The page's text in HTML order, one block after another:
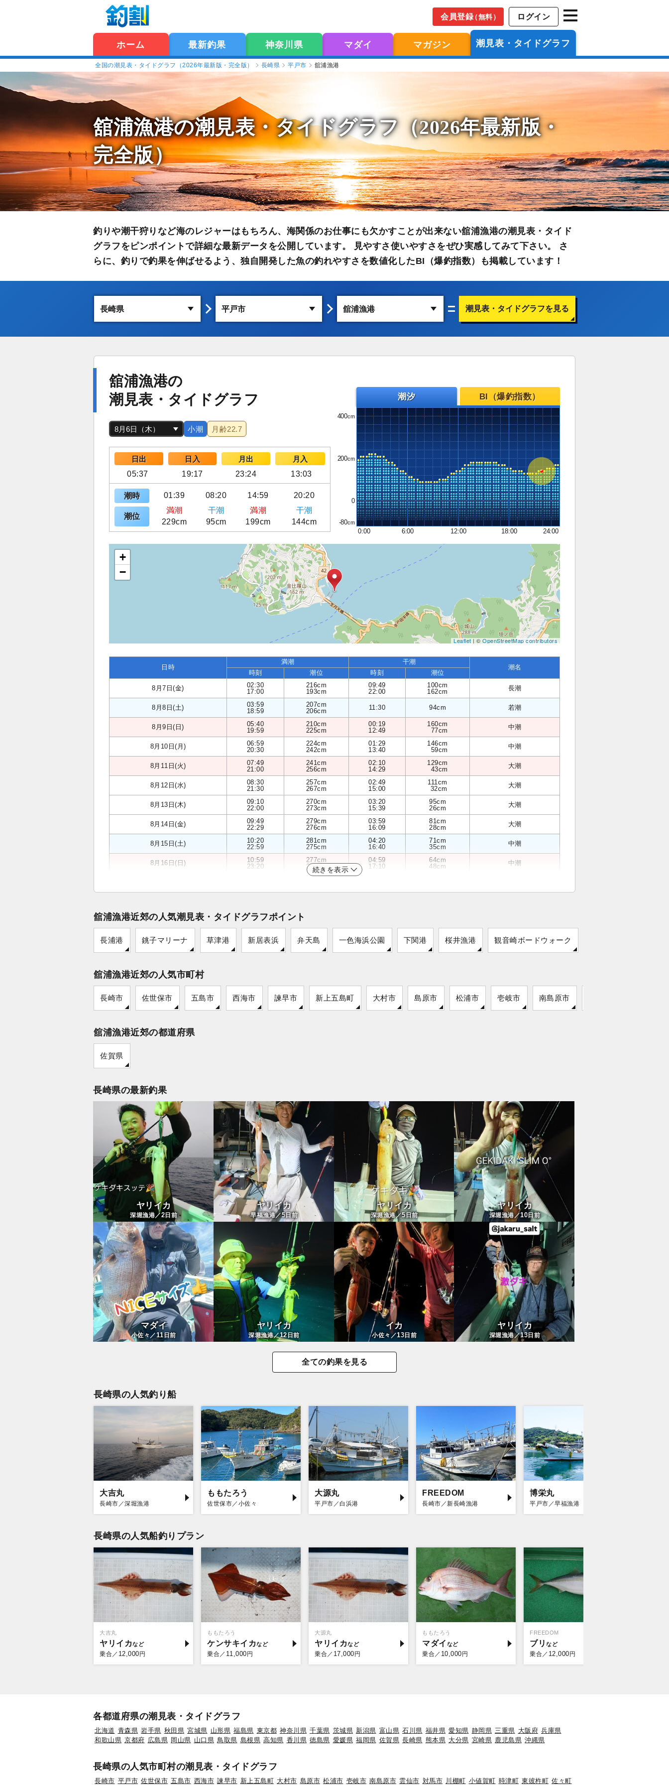
会員登録（無料） ログイン
ホーム 最新釣果 神奈川県 マダイ マガジン 潮見表・タイドグラフ
全国の潮見表・タイドグラフ（2026年最新版・完全版） 長崎県 平戸市 舘浦漁港
舘浦漁港の潮見表・タイドグラフ（2026年最新版・
完全版）
釣りや潮干狩りなど海のレジャーはもちろん、海関係のお仕事にも欠かすことが出来ない舘浦漁港の潮見表・タイド
グラフをピンポイントで詳細な最新データを公開しています。 見やすさ使いやすさをぜひ実感してみて下さい。 さ
らに、釣りで釣果を伸ばせるよう、独自開発した魚の釣れやすさを数値化したBI（爆釣指数）も掲載しています！
潮見表・タイドグラフを見る
舘浦漁港の
潮見表・タイドグラフ
小潮 月齢22.7
日出 日入 月出
月入
05:37
19:17 23:24 13:03
潮時 01:39 08:20 14:59 20:20
潮位
満潮 干潮 満潮
干潮
229cm
95cm 199cm 144cm
潮汐 BI（爆釣指数）
400
200
0
-80
0:00
6:00 12:00 18:00 24:00
+
−
Leaflet| ©OpenStreetMap contributors
日時
満潮 干潮
潮名
時刻 潮位 時刻 潮位
8月7日(金)
02:30
17:00
216cm
193cm
09:49
22:00
100cm
162cm
長潮
8月8日(土)
03:59
18:59
207cm
206cm
11:30 94cm 若潮
8月9日(日)
05:40
19:59
210cm
225cm
00:19
12:49
160cm
77cm
中潮
8月10日(月)
06:59
20:30
224cm
242cm
01:29
13:40
146cm
59cm
中潮
8月11日(火)
07:49
21:00
241cm
256cm
02:10
14:29
129cm
43cm
大潮
8月12日(水)
08:30
21:30
257cm
267cm
02:49
15:00
111cm
32cm
大潮
8月13日(木)
09:10
22:00
270cm
273cm
03:20
15:39
95cm
26cm
大潮
8月14日(金)
09:49
22:29
279cm
276cm
03:59
16:09
81cm
28cm
大潮
8月15日(土)
10:20
22:59
281cm
275cm
04:20
16:40
71cm
35cm
中潮
8月16日(日)
10:59
23:20
277cm
270cm
04:59
17:10
64cm
48cm
中潮
続きを表示
舘浦漁港近郊の人気潮見表・タイドグラフポイント
長浦港 銚子マリーナ 草津港 新居表浜 弁天島 一色海浜公園 下関港 桜井漁港 観音崎ボードウォーク
舘浦漁港近郊の人気市町村
長崎市 佐世保市 五島市 西海市 諫早市 新上五島町 大村市 島原市 松浦市 壱岐市 南島原市
舘浦漁港近郊の都道府県
佐賀県
長崎県の最新釣果
ヤリイカ
深堀漁港／2日前
ヤリイカ
早福漁港／5日前
ヤリイカ
深堀漁港／5日前
ヤリイカ
深堀漁港／10日前
マダイ
小佐々／11日前
ヤリイカ
深堀漁港／12 日前
イカ
小佐々／13 日前
ヤリイカ
深堀漁港／13日前
全ての釣果を見る
長崎県の人気釣り船
大吉丸
長崎市／深堀漁港
ももたろう
佐世保市／小佐々
大源丸
平戸市／白浜港
FREEDOM
長崎市／新長崎漁港
博栄丸
平戸市／早福漁港
長崎県の人気船釣りプラン
大吉丸
ヤリイカ
乗合／ 12,000 円
ももたろう
ケンサキイカ
乗合／ 11,000 円
大源丸
ヤリイカ
乗合／ 17,000 円
ももたろう
マダイ
乗合／ 10,000 円
FREEDOM
ブリ
乗合／ 12,000 円
各都道府県の潮見表・タイドグラフ
北海道 青森県 岩手県 秋田県 宮城県 山形県 福島県 東京都 神奈川県 千葉県 茨城県 新潟県 富山県 石川県 福井県 愛知県 静岡県 三重県 大阪府 兵庫県
和歌山県 京都府 広島県 岡山県 山口県 鳥取県 島根県 高知県 香川県 徳島県 愛媛県 福岡県 佐賀県 長崎県 熊本県 大分県 宮崎県 鹿児島県 沖縄県
長崎県の人気市町村の潮見表・タイドグラフ
長崎市 平戸市 佐世保市 五島市 西海市 諫早市 新上五島町 大村市 島原市 松浦市 壱岐市 南島原市 雲仙市 対馬市 川棚町 小値賀町 時津町 東彼杵町 佐々町